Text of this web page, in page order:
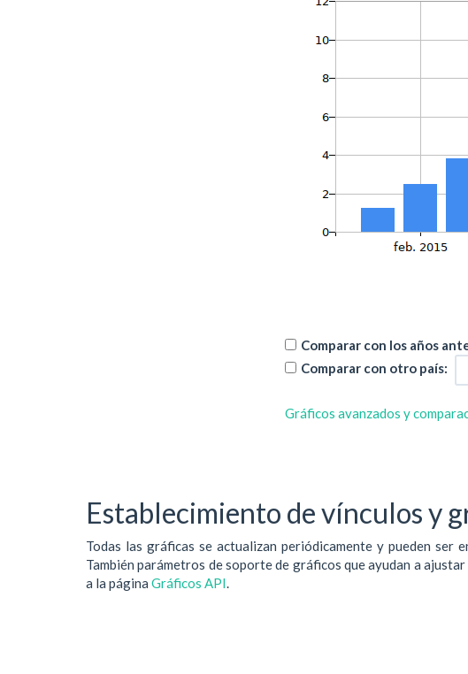
Comparar con los años
Comparar con otro país:
Gráficos avanzados y
Establecimiento de vínculos y
Todas las gráficas se actualizan periódicamente y pueden
También parámetros de soporte de gráficos que ayudan a
a la página Gráficos API.